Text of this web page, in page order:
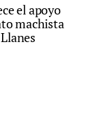
el apoyo
machista